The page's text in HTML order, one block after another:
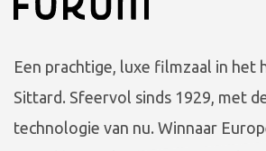
Een prachtige, luxe filmzaal in het
Sittard. Sfeervol sinds 1929, met
technologie van nu. Winnaar